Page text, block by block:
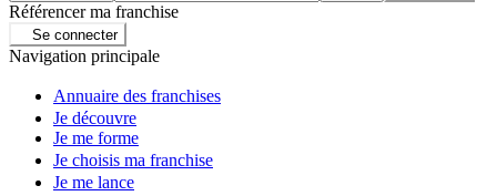
Référencer ma franchise
Se connecter
Navigation principale
Annuaire des franchises
Je découvre
Je me forme
Je choisis ma franchise
Je me lance